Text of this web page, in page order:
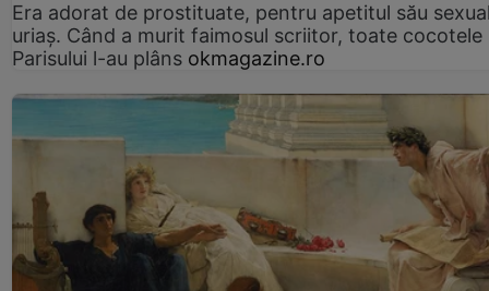
Era adorat de prostituate, pentru apetitul său
uriaș. Când a murit faimosul scriitor, toate cocotele
Parisului l-au plâns okmagazine.ro